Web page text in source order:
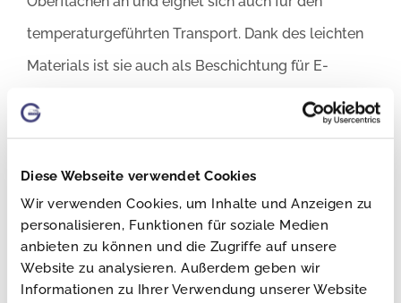
Diese Webseite verwendet Cookies
Wir verwenden Cookies, um Inhalte und Anzeigen zu
personalisieren, Funktionen für soziale Medien
anbieten zu können und die Zugriffe auf unsere
Website zu analysieren. Außerdem geben wir
Informationen zu Ihrer Verwendung unserer Website
temperaturgeführten Transport. Dank des leichten
Materials ist sie auch als Beschichtung für E-
Fahrzeuge einsetzbar, ohne Ihre Reichweite für die
Mit weiterer Fahrzeugausstattung erhalten Sie den
optimalen Hygiene- oder Frischdienstausbau für
Ihre individuellen Transportanforderungen, der das
gesamte ‚Fahrzeugleben‘ lang hält. Sparen Sie Zeit
und Kosten mit unseren passgenauen